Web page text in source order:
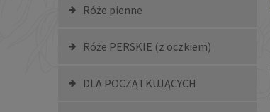
Róże pienne
Róże PERSKIE (z oczkiem)
DLA POCZĄTKUJĄCYCH